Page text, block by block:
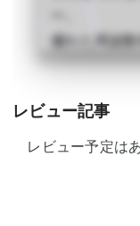
優れた周波
そしてレス
詳しく読む >
レビュー記事
レビュー予定はあ